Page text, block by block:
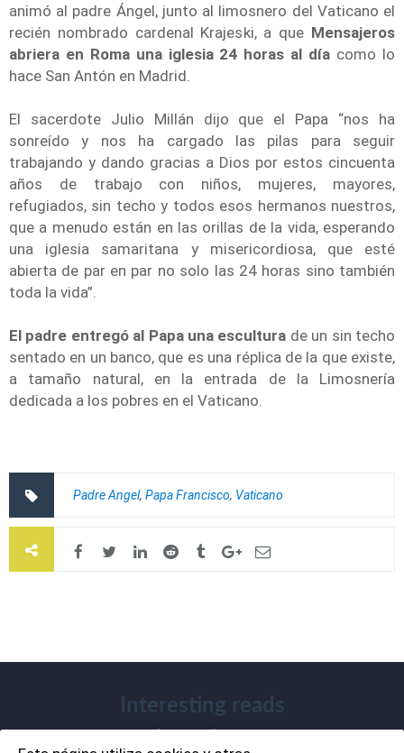
animó al padre Ángel, junto al limosnero del Vaticano el
recién nombrado cardenal Krajeski, a que Mensajeros
abriera en Roma una iglesia 24 horas al día como lo
hace San Antón en Madrid.
El sacerdote Julio Millán dijo que el Papa “nos ha
sonreído y nos ha cargado las pilas para seguir
trabajando y dando gracias a Dios por estos cincuenta
años de trabajo con niños, mujeres, mayores,
refugiados, sin techo y todos esos hermanos nuestros,
que a menudo están en las orillas de la vida, esperando
una iglesia samaritana y misericordiosa, que esté
abierta de par en par no solo las 24 horas sino también
toda la vida”.
El padre entregó al Papa una escultura de un sin techo
sentado en un banco, que es una réplica de la que existe,
a tamaño natural, en la entrada de la Limosnería
dedicada a los pobres en el Vaticano.
Padre Angel, Papa Francisco, Vaticano
Interesting reads